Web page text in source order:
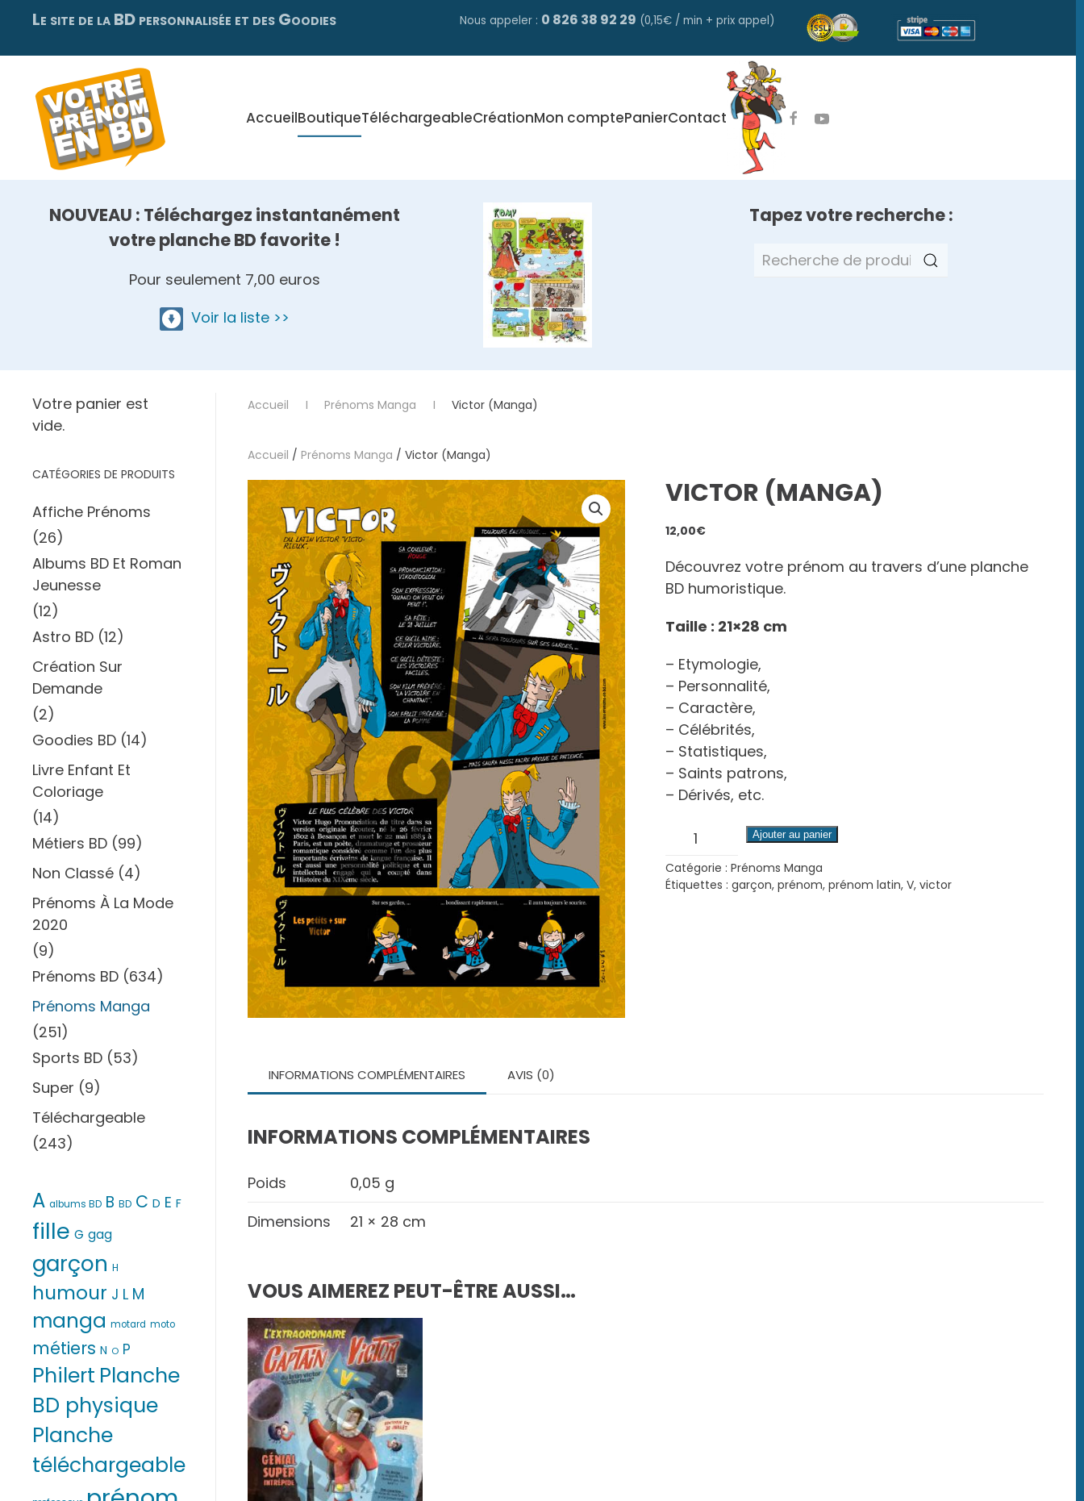
Skip
main
content
Le site de la BD personnalisée et des Goodies Nous appeler : 0 826 38 92 29 (0,15€ / min + prix appel)
AccueilBoutiqueTéléchargeableCréationMon comptePanierContact
NOUVEAU : Téléchargez instantanément
votre planche BD favorite !
Pour seulement 7,00 euros
Voir la liste >>
Tapez votre recherche :
Recherche
Accueil Prénoms Manga Victor (Manga)
Accueil / Prénoms Manga / Victor (Manga)
VICTOR (MANGA)
12,00€
Découvrez votre prénom au travers d’une planche
BD humoristique.
Taille : 21×28 cm
– Etymologie,
– Personnalité,
– Caractère,
– Célébrités,
– Statistiques,
– Saints patrons,
– Dérivés, etc.
quantité
Victor
(Manga)
Ajouter au panier
Catégorie :Prénoms Manga
Étiquettes :garçon,prénom,prénom latin,V,victor
INFORMATIONS COMPLÉMENTAIRES AVIS (0)
INFORMATIONS COMPLÉMENTAIRES
Poids
0,05 g
Dimensions
21 × 28 cm
VOUS AIMEREZ PEUT-ÊTRE AUSSI…
Votre panier est
vide.
CATÉGORIES DE PRODUITS
Affiche Prénoms
(26)
Albums BD Et Roman
Jeunesse
(12)
Astro BD (12)
Création Sur
Demande
(2)
Goodies BD (14)
Livre Enfant Et
Coloriage
(14)
Métiers BD (99)
Non Classé (4)
Prénoms À La Mode
2020
(9)
Prénoms BD (634)
Prénoms Manga
(251)
Sports BD (53)
Super (9)
Téléchargeable
(243)
A albums BD B BD C D E F
fille G gag
garçon H
humour J L M
manga motard moto
métiers N O P
Philert Planche
BD physique
Planche
téléchargeable